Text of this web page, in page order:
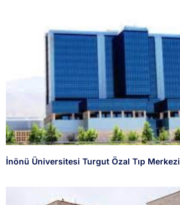
İnönü Üniversitesi Turgut Özal Tıp Merkezi